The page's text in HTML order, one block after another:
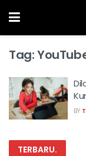
Tag:
BY
TERBARU.